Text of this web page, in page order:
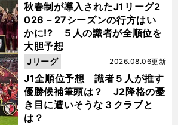
秋春制が導入されたJ1リーグ2
026－27シーズンの行方はい
かに!? ５人の識者が全順位を
大胆予想
J1全順位予想 識者５人が推す
優勝候補筆頭は？ J2降格の憂
き目に遭いそうな３クラブと
は？
2026.08.06更新
Jリーグ